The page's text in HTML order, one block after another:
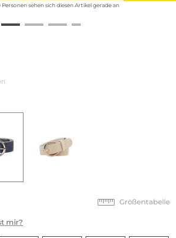
Personen sehen sich diesen Artikel gerade an
Größentabelle
mir?